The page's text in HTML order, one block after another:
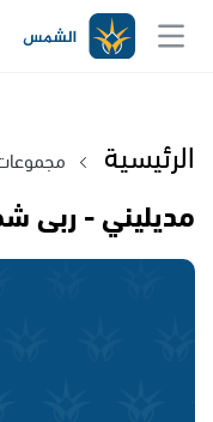
الرئيسية
مديليني - ربى